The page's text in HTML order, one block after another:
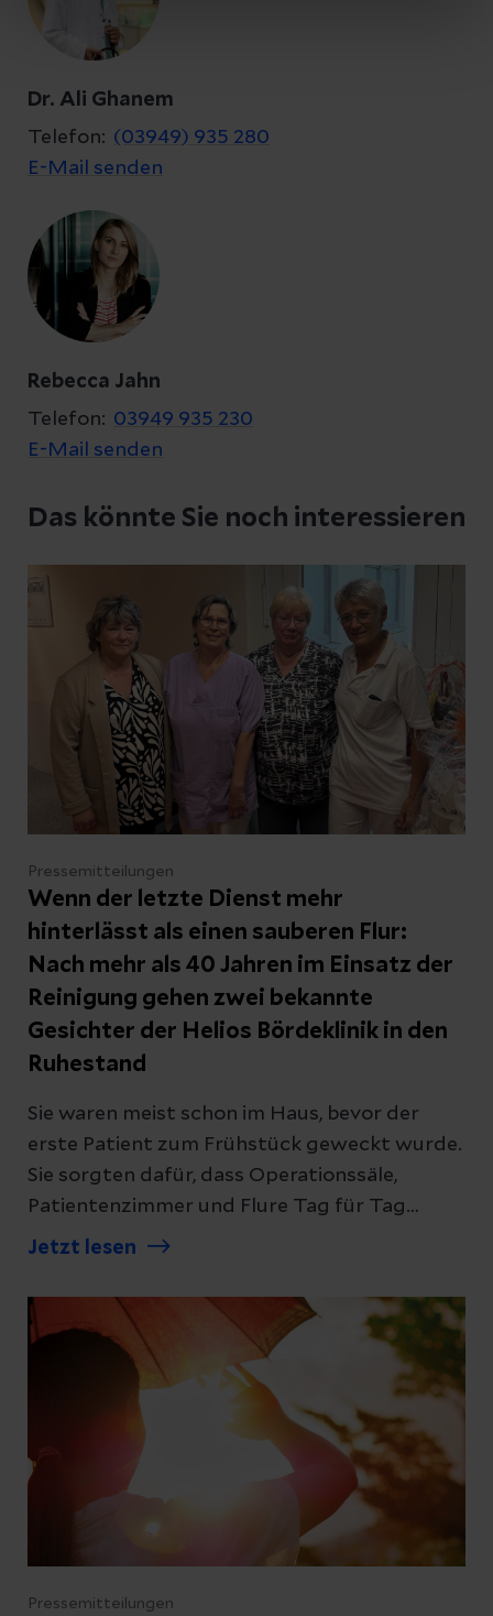
Dr. Ali Ghanem
Telefon: (03949) 935 280
E-Mail senden
Rebecca Jahn
Telefon: 03949 935 230
E-Mail senden
Das könnte Sie noch interessieren
Pressemitteilungen
Wenn der letzte Dienst mehr
hinterlässt als einen sauberen Flur:
Nach mehr als 40 Jahren im Einsatz der
Reinigung gehen zwei bekannte
Gesichter der Helios Bördeklinik in den
Ruhestand
Sie waren meist schon im Haus, bevor der
erste Patient zum Frühstück geweckt wurde.
Sie sorgten dafür, dass Operationssäle,
Patientenzimmer und Flure Tag für Tag
Hygienestandards erfüllten – zuverlässig,
verabschiedet die Helios Bördeklinik Ines
Bockler, Leitung der Reinigung und Marina
Timpe, Mitarbeiterin der Reinigung, in den
wohlverdienten Ruhestand.
Jetzt lesen
Pressemitteilungen